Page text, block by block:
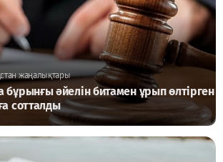
жаңалықтары
әйелін битамен ұрып өлтірген
сотталды